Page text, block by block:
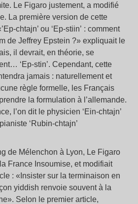
Le Figaro justement, a modifié
La première version de cette
chtajn’ ou ‘Ep-stiin’ : comment
de Jeffrey Epstein ?» expliquait le
il devrait, en théorie, se
‘Ep-stin’. Cependant, cette
jamais : naturellement et
règle formelle, les Français
la formulation à l’allemande.
l’on dit le physicien ‘Ein-chtajn’
‘Rubin-chtajn’
de Mélenchon à Lyon, Le Figaro
France Insoumise, et modifiait
: «Insister sur la terminaison en
yiddish renvoie souvent à la
Selon le premier article,